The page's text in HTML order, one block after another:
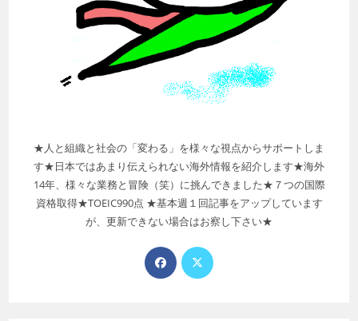
★人と組織と社会の「変わる」を様々な視点からサポートしま
す★日本ではあまり伝えられない海外情報を紹介します★海外
14年、様々な業務と冒険（笑）に挑んできました★７つの国際
資格取得★TOEIC990点 ★基本週１回記事をアップしています
が、更新できない場合はお察し下さい★